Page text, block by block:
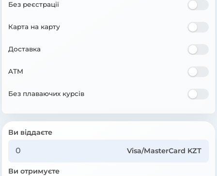
Без реєстрації
Карта на карту
Доставка
ATM
Без плаваючих курсів
Ви віддаєте
Visa/MasterCard KZT
Ви отримуєте